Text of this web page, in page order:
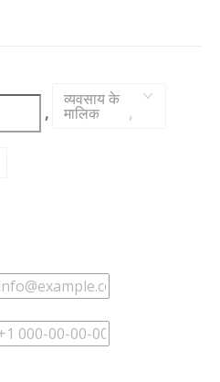
,
व्यवसाय के
मालिक ,